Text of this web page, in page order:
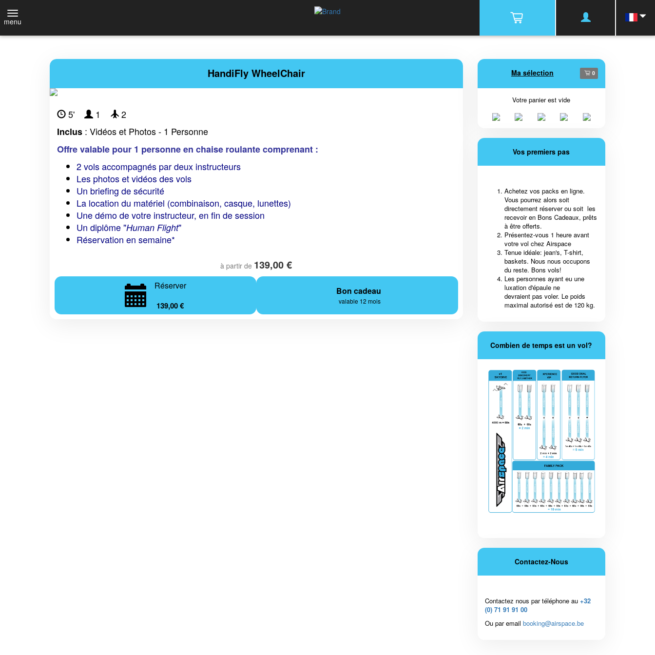
menu
HandiFly WheelChair
5' 1
2
Inclus : Vidéos et Photos - 1 Personne
Offre valable pour 1 personne en chaise roulante comprenant :
2 vols accompagnés par deux instructeurs
Les photos et vidéos des vols
Un briefing de sécurité
La location du matériel (combinaison, casque, lunettes)
Une démo de votre instructeur, en fin de session
Un diplôme "Human Flight"
Réservation en semaine*
à partir de 139,00 €
Réserver
139,00 €
Bon cadeau
valable 12 mois
Ma sélection 0
Votre panier est vide
Vos premiers pas
Achetez vos packs en ligne.
Vous pourrez alors soit
directement réserver ou soit les
recevoir en Bons Cadeaux, prêts
à être offerts.
Présentez-vous 1 heure avant
votre vol chez Airspace
Tenue idéale: jean's, T-shirt,
baskets. Nous nous occupons
du reste. Bons vols!
Les personnes ayant eu une
luxation d'épaule ne
devraient pas voler. Le poids
maximal autorisé est de 120 kg.
Combien de temps est un vol?
Contactez-Nous
Contactez nous par téléphone au +32
(0) 71 91 91 00
Ou par email booking@airspace.be